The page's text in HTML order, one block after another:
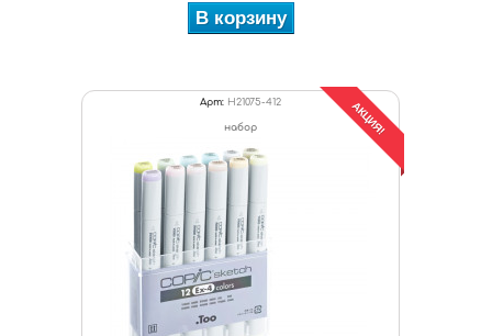
В корзину
Арт: H21075-412
набор АКЦИЯ!